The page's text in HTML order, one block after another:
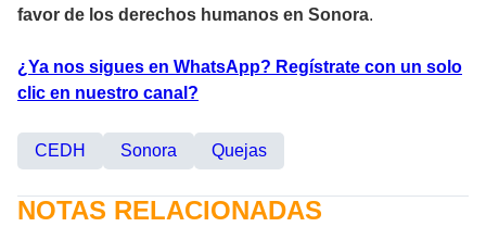
favor de los derechos humanos en Sonora.
¿Ya nos sigues en WhatsApp? Regístrate con un solo
clic en nuestro canal?
CEDH Sonora Quejas
NOTAS RELACIONADAS